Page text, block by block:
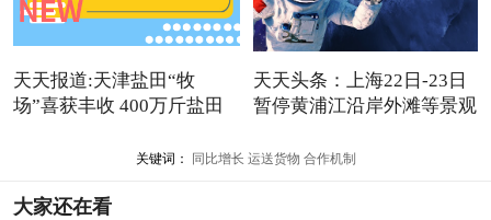
天天报道:天津盐田“牧
场”喜获丰收 400万斤盐田
天天头条：上海22日-23日
暂停黄浦江沿岸外滩等景观
关键词： 同比增长 运送货物 合作机制
大家还在看